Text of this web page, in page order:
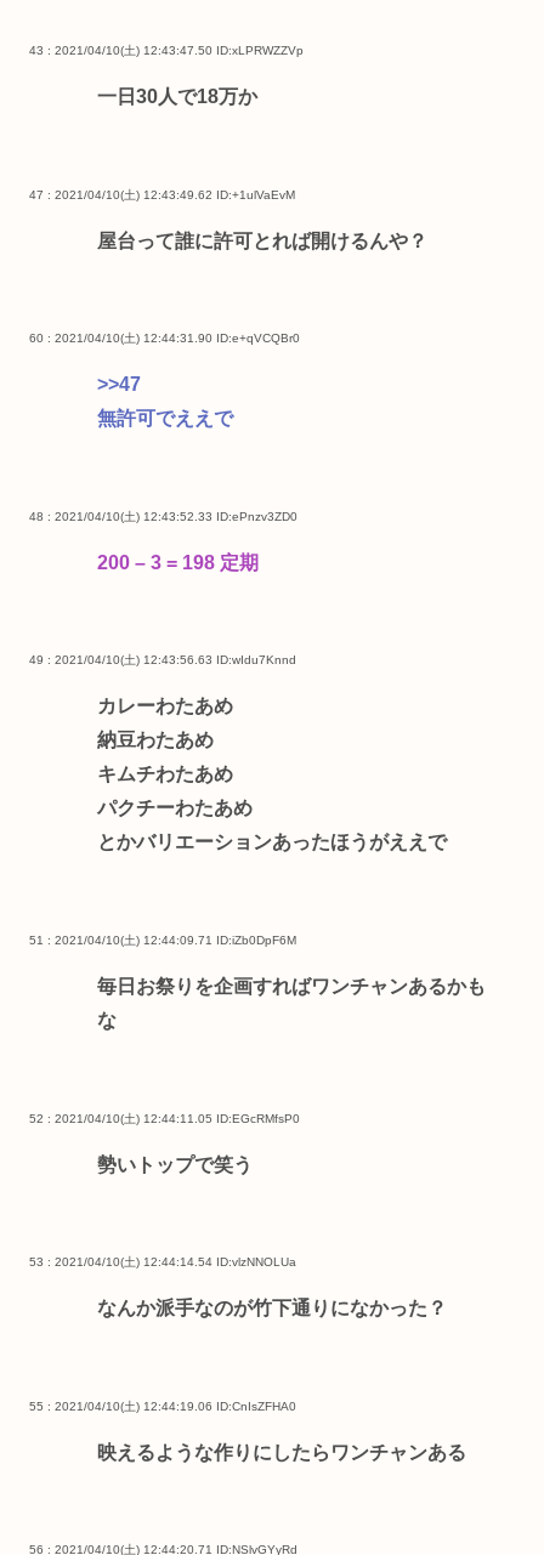
43 : 2021/04/10(土) 12:43:47.50 ID:xLPRWZZVp
一日30人で18万か
47 : 2021/04/10(土) 12:43:49.62 ID:+1ulVaEvM
屋台って誰に許可とれば開けるんや？
60 : 2021/04/10(土) 12:44:31.90 ID:e+qVCQBr0
>>47
無許可でええで
48 : 2021/04/10(土) 12:43:52.33 ID:ePnzv3ZD0
200 – 3 = 198 定期
49 : 2021/04/10(土) 12:43:56.63 ID:wIdu7Knnd
カレーわたあめ
納豆わたあめ
キムチわたあめ
パクチーわたあめ
とかバリエーションあったほうがええで
51 : 2021/04/10(土) 12:44:09.71 ID:iZb0DpF6M
毎日お祭りを企画すればワンチャンあるかも
な
52 : 2021/04/10(土) 12:44:11.05 ID:EGcRMfsP0
勢いトップで笑う
53 : 2021/04/10(土) 12:44:14.54 ID:vlzNNOLUa
なんか派手なのが竹下通りになかった？
55 : 2021/04/10(土) 12:44:19.06 ID:CnIsZFHA0
映えるような作りにしたらワンチャンある
56 : 2021/04/10(土) 12:44:20.71 ID:NSlvGYyRd